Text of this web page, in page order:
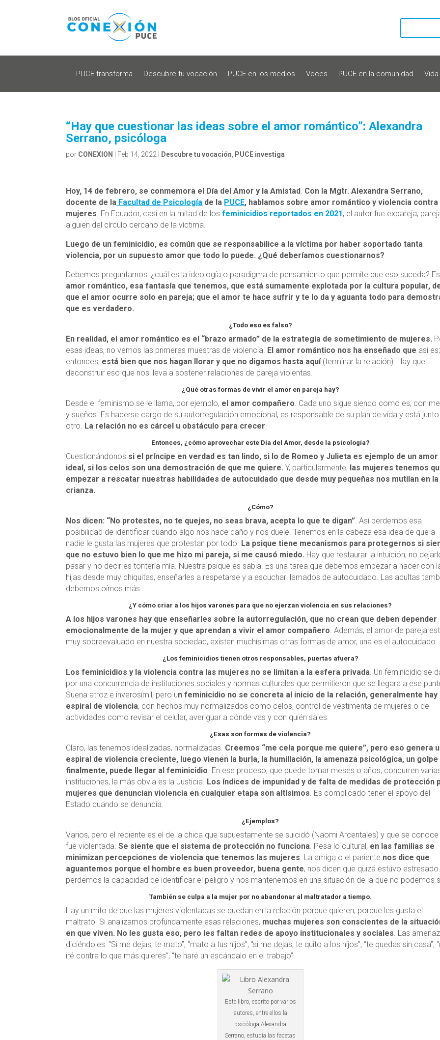
PUCE transforma Descubre tu vocación PUCE en los medios Voces PUCE en la comunidad
“Hay que cuestionar las ideas sobre el amor romántico”: Alexandra
Serrano, psicóloga
por CONEXION Feb 14, 2022 Descubre tu vocación, PUCE investiga
Hoy, 14 de febrero, se conmemora el Día del Amor y la Amistad. Con la Mgtr. Alexandra Serrano,
docente de la Facultad de Psicología de la PUCE, hablamos sobre amor romántico y violencia contra
mujeres. En Ecuador, casi en la mitad de losfeminicidios reportados en 2021 , el autor fue expareja,
alguien del círculo cercano de la víctima.
Luego de un feminicidio, es común que se responsabilice a la víctima por haber soportado tanta
violencia, por un supuesto amor que todo lo puede. ¿Qué deberíamos cuestionarnos?
Debemos preguntarnos: ¿cuál es la ideología o paradigma de pensamiento que permite que eso suceda? Es
amor romántico, esa fantasía que tenemos, que está sumamente explotada por la cultura popular,
que el amor ocurre solo en pareja; que el amor te hace sufrir y te lo da y aguanta todo para
que es verdadero.
¿Todo eso es falso?
En realidad, el amor romántico es el “brazo armado” de la estrategia de sometimiento de mujeres.
esas ideas, no vemos las primeras muestras de violencia. El amor romántico nos ha enseñado que así es;
entonces, está bien que nos hagan llorar y que no digamos hasta aquí(terminar la relación). Hay que
deconstruir eso que nos lleva a sostener relaciones de pareja violentas.
¿Qué otras formas de vivir el amor en pareja hay?
Desde el feminismo se le llama, por ejemplo, el amor compañero. Cada uno sigue siendo como es, con
y sueños. Es hacerse cargo de su autorregulación emocional, es responsable de su plan de vida y está junto
otro. La relación no es cárcel u obstáculo para crecer.
Entonces, ¿cómo aprovechar este Día del Amor, desde la psicología?
Cuestionándonos si el príncipe en verdad es tan lindo, si lo de Romeo y Julieta es ejemplo de un amor
ideal, si los celos son una demostración de que me quiere. Y, particularmente, las mujeres tenemos
empezar a rescatar nuestras habilidades de autocuidado que desde muy pequeñas nos mutilan en la
crianza.
¿Cómo?
Nos dicen: “No protestes, no te quejes, no seas brava, acepta lo que te digan”. Así perdemos esa
posibilidad de identificar cuando algo nos hace daño y nos duele. Tenemos en la cabeza esa idea de que a
nadie le gusta las mujeres que protestan por todo. La psique tiene mecanismos para protegernos si
que no estuvo bien lo que me hizo mi pareja, si me causó miedo. Hay que restaurar la intuición, no
pasar y no decir es tontería mía. Nuestra psique es sabia. Es una tarea que debemos empezar a hacer con
hijas desde muy chiquitas, enseñarles a respetarse y a escuchar llamados de autocuidado. Las adultas
debemos oírnos más.
¿Y cómo criar a los hijos varones para que no ejerzan violencia en sus relaciones?
A los hijos varones hay que enseñarles sobre la autorregulación, que no crean que deben depender
emocionalmente de la mujer y que aprendan a vivir el amor compañero. Además, el amor de pareja
muy sobreevaluado en nuestra sociedad, existen muchísimas otras formas de amor, una es el autocuidado.
¿Los feminicidios tienen otros responsables, puertas afuera?
Los feminicidios y la violencia contra las mujeres no se limitan a la esfera privada. Un feminicidio se
por una concurrencia de instituciones sociales y normas culturales que permitieron que se llegara a ese
Suena atroz e inverosímil, pero un feminicidio no se concreta al inicio de la relación, generalmente hay
espiral de violencia, con hechos muy normalizados como celos, control de vestimenta de mujeres o de
actividades como revisar el celular, averiguar a dónde vas y con quién sales.
¿Esas son formas de violencia?
Claro, las tenemos idealizadas, normalizadas. Creemos “me cela porque me quiere”, pero eso genera
espiral de violencia creciente, luego vienen la burla, la humillación, la amenaza psicológica, un golpe
finalmente, puede llegar al feminicidio. En ese proceso, que puede tomar meses o años, concurren
instituciones, la más obvia es la Justicia. Los índices de impunidad y de falta de medidas de protección
mujeres que denuncian violencia en cualquier etapa son altísimos. Es complicado tener el apoyo del
Estado cuando se denuncia.
¿Ejemplos?
Varios, pero el reciente es el de la chica que supuestamente se suicidó (Naomi Arcentales) y que se conoce
fue violentada.Se siente que el sistema de protección no funciona. Pesa lo cultural, en las familias se
minimizan percepciones de violencia que tenemos las mujeres. La amiga o el pariente nos dice que
aguantemos porque el hombre es buen proveedor, buena gente, nos dicen que quizá estuvo
perdemos la capacidad de identificar el peligro y nos mantenemos en una situación de la que no podemos
También se culpa a la mujer por no abandonar al maltratador a tiempo.
Hay un mito de que las mujeres violentadas se quedan en la relación porque quieren, porque les gusta el
maltrato. Si analizamos profundamente esas relaciones, muchas mujeres son conscientes de la
en que viven. No les gusta eso, pero les faltan redes de apoyo institucionales y sociales. Las
diciéndoles: “Si me dejas, te mato”, “mato a tus hijos”, “si me dejas, te quito a los hijos”, “te quedas sin casa”,
iré contra lo que más quieres”, “te haré un escándalo en el trabajo”.
Este libro, escrito por varios
autores, entre ellos la
psicóloga Alexandra
Serrano, estudia las facetas